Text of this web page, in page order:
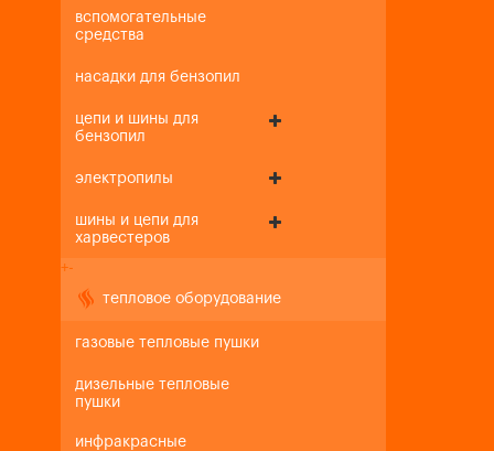
вспомогательные
средства
насадки для бензопил
цепи и шины для
бензопил
электропилы
шины и цепи для
харвестеров
+-
тепловое оборудование
газовые тепловые пушки
дизельные тепловые
пушки
инфракрасные